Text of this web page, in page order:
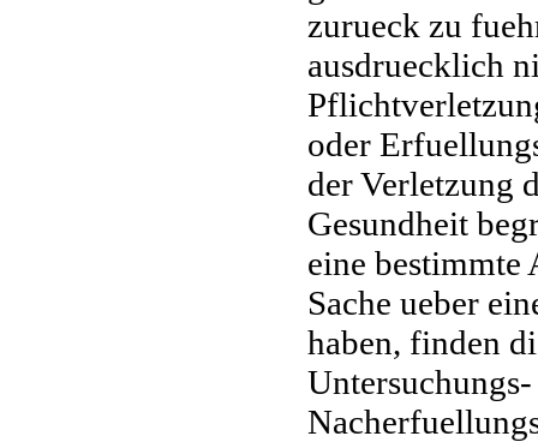
zurueck zu
ausdruecklich
oder
der Verletzung
Gesundheit
eine bestimmte
Sache ueber
haben, finden